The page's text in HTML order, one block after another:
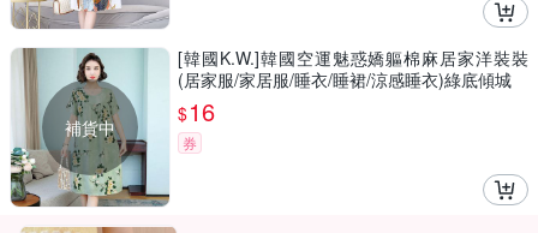
補貨中
[韓國K.W.]韓國空運魅惑嬌軀棉麻居家洋裝裝
(居家服/家居服/睡衣/睡裙/涼感睡衣)綠底傾城
$16
券